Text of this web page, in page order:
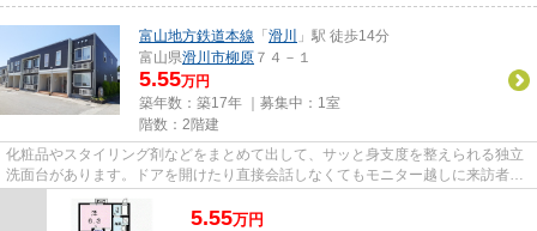
富山地方鉄道本線 「 滑川
」駅 徒歩14分
富山県滑川市柳原 ７４－１
5.55万円
築年数：築17年 ｜募集中： 1室
階数：2階建
化粧品やスタイリング剤などをまとめて出して、サッと身支度を整えられる独立
洗面台があります。ドアを開けたり直接会話しなくてもモニター越しに来訪者を
確認できるモニター付きイン...
5.55万円